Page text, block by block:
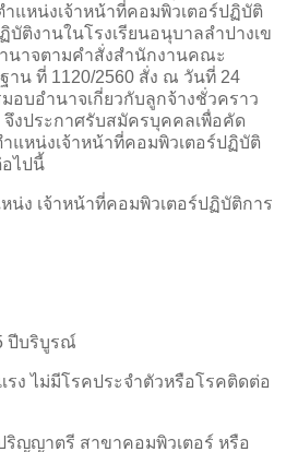
แหน่งเจ้าหน้าที่คอมพิวเตอร์ปฏิบัติ
บัติงานในโรงเรียนอนุบาลลำปางเข
นาจตามคำสั่งสำนักงานคณะ
น ที่ 1120/2560 สั่ง ณ วันที่ 24
อบอำนาจเกี่ยวกับลูกจ้างชั่วคราว
จึงประกาศรับสมัครบุคคลเพื่อคัด
แหน่งเจ้าหน้าที่คอมพิวเตอร์ปฏิบัติ
อไปนี้
น่ง เจ้าหน้าที่คอมพิวเตอร์ปฏิบัติการ
ปีบริบูรณ์
รง ไม่มีโรคประจำตัวหรือโรคติดต่อ
ญญาตรี สาขาคอมพิวเตอร์ หรือ